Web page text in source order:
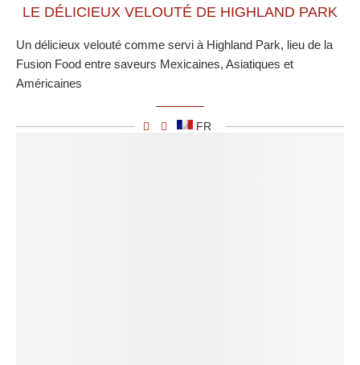
LE DÉLICIEUX VELOUTÉ DE HIGHLAND PARK
Un délicieux velouté comme servi à Highland Park, lieu de la
Fusion Food entre saveurs Mexicaines, Asiatiques et
Américaines
FR